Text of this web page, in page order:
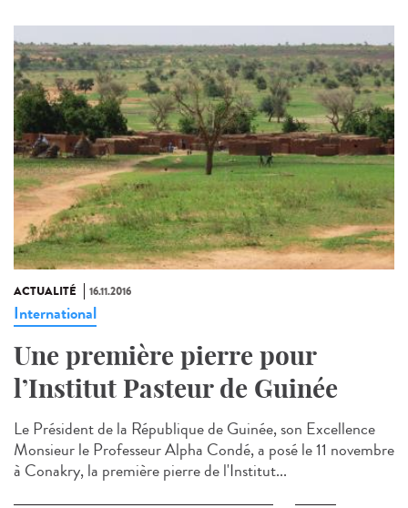
ACTUALITÉ 16.11.2016
International
Une première pierre pour
l’Institut Pasteur de Guinée
Le Président de la République de Guinée, son Excellence
Monsieur le Professeur Alpha Condé, a posé le 11 novembre
à Conakry, la première pierre de l'Institut...